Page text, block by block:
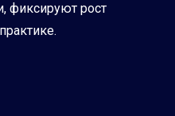
фиксируют рост